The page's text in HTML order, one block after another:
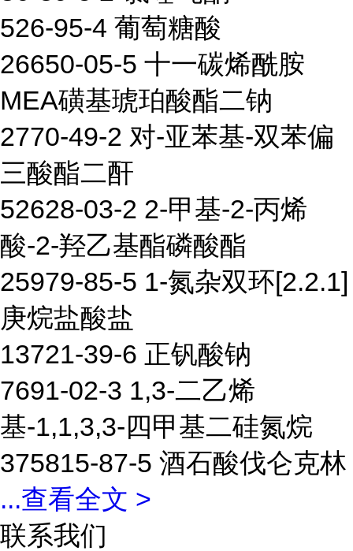
526-95-4 葡萄糖酸
26650-05-5 十一碳烯酰胺
MEA磺基琥珀酸酯二钠
2770-49-2 对-亚苯基-双苯偏
三酸酯二酐
52628-03-2 2-甲基-2-丙烯
酸-2-羟乙基酯磷酸酯
25979-85-5 1-氮杂双环[2.2.1]
庚烷盐酸盐
13721-39-6 正钒酸钠
7691-02-3 1,3-二乙烯
基-1,1,3,3-四甲基二硅氮烷
375815-87-5 酒石酸伐仑克林
...查看全文 >
联系我们